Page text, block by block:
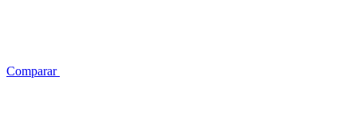
Comparar